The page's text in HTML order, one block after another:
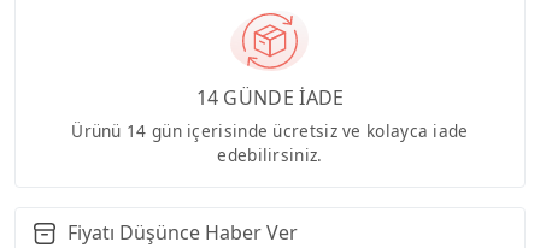
14 GÜNDE İADE
Ürünü 14 gün içerisinde ücretsiz ve kolayca iade
edebilirsiniz.
Fiyatı Düşünce Haber Ver